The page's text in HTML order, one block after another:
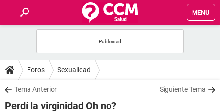
MENU
FOROS
SALUD
Foros Sexualidad
Tema Anterior Siguiente Tema
Perdí la virginidad Oh no?